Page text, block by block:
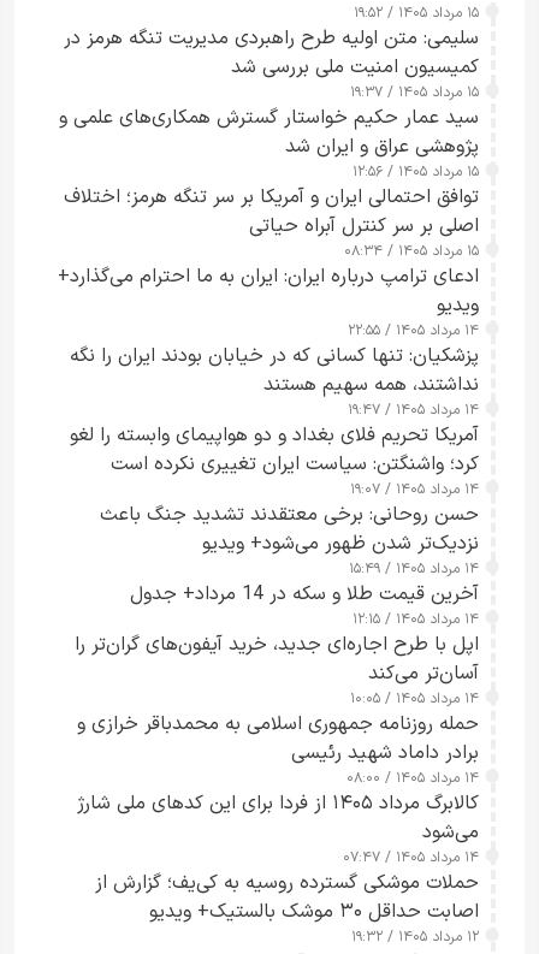
۱۵ مرداد ۱۴۰۵ / ۱۹:۵۲
سلیمی: متن اولیه طرح راهبردی مدیریت تنگه هرمز در
کمیسیون امنیت ملی بررسی شد
۱۵ مرداد ۱۴۰۵ / ۱۹:۳۷
سید عمار حکیم خواستار گسترش همکاری‌های علمی و
پژوهشی عراق و ایران شد
۱۵ مرداد ۱۴۰۵ / ۱۲:۵۶
توافق احتمالی ایران و آمریکا بر سر تنگه هرمز؛ اختلاف
اصلی بر سر کنترل آبراه حیاتی
۱۵ مرداد ۱۴۰۵ / ۰۸:۳۴
ادعای ترامپ درباره ایران: ایران به ما احترام می‌گذارد+
ویدیو
۱۴ مرداد ۱۴۰۵ / ۲۲:۵۵
پزشکیان: تنها کسانی که در خیابان بودند ایران را نگه
نداشتند، همه سهیم هستند
۱۴ مرداد ۱۴۰۵ / ۱۹:۴۷
آمریکا تحریم فلای بغداد و دو هواپیمای وابسته را لغو
کرد؛ واشنگتن: سیاست ایران تغییری نکرده است
۱۴ مرداد ۱۴۰۵ / ۱۹:۰۷
حسن روحانی: برخی معتقدند تشدید جنگ باعث
نزدیک‌تر شدن ظهور می‌شود+ ویدیو
۱۴ مرداد ۱۴۰۵ / ۱۵:۴۹
آخرین قیمت طلا و سکه در 14 مرداد+ جدول
۱۴ مرداد ۱۴۰۵ / ۱۲:۱۵
اپل با طرح اجاره‌ای جدید، خرید آیفون‌های گران‌تر را
آسان‌تر می‌کند
۱۴ مرداد ۱۴۰۵ / ۱۰:۰۵
حمله روزنامه جمهوری اسلامی به محمدباقر خرازی و
برادر داماد شهید رئیسی
۱۴ مرداد ۱۴۰۵ / ۰۸:۰۰
کالابرگ مرداد ۱۴۰۵ از فردا برای این کدهای ملی شارژ
می‌شود
۱۴ مرداد ۱۴۰۵ / ۰۷:۴۷
حملات موشکی گسترده روسیه به کی‌یف؛ گزارش از
اصابت حداقل ۳۰ موشک بالستیک+ ویدیو
۱۲ مرداد ۱۴۰۵ / ۱۹:۳۲